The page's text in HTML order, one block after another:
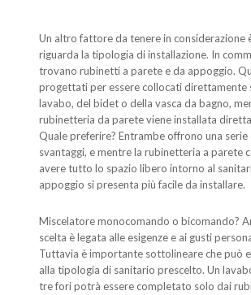
Un altro fattore da tenere in considerazione
riguarda la tipologia di installazione. In
trovano rubinetti a parete e da appoggio.
progettati per essere collocati direttamente
lavabo, del bidet o della vasca da bagno,
rubinetteria da parete viene installata
Quale preferire? Entrambe offrono una serie
svantaggi, e mentre la rubinetteria a parete
avere tutto lo spazio libero intorno al
appoggio si presenta più facile da installare.
Miscelatore monocomando o bicomando?
scelta è legata alle esigenze e ai gusti
Tuttavia è importante sottolineare che può
alla tipologia di sanitario prescelto. Un
tre fori potrà essere completato solo dai